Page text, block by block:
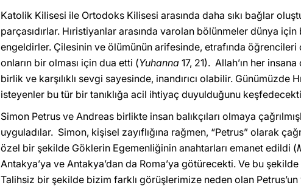
Katolik Kilisesi ile Ortodoks Kilisesi arasında daha sıkı bağlar
parçasıdırlar. Hıristiyanlar arasında varolan bölünmeler dünya
engeldirler. Çilesinin ve ölümünün arifesinde, etrafında öğrencileri
onların bir olması için dua etti (Yuhanna 17, 21). Allah’ın her
birlik ve karşılıklı sevgi sayesinde, inandırıcı olabilir.
isteyenler bu tür bir tanıklığa acil ihtiyaç duyulduğunu
Simon Petrus ve Andreas birlikte insan balıkçıları olmaya
uyguladılar. Simon, kişisel zayıflığına rağmen, “Petrus” olarak
özel bir şekilde Göklerin Egemenliğinin anahtarları emanet edildi (
Antakya’ya ve Antakya’dan da Roma’ya götürecekti. Ve bu
Talihsiz bir şekilde bizim farklı görüşlerimize neden olan